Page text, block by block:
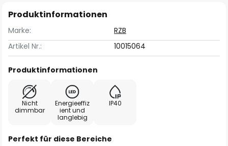
Produktinformationen
Marke:
RZB
Artikel Nr.:
10015064
Produktinformationen
Nicht
dimmbar
Energieeffiz
ient und
langlebig
IP40
Perfekt für diese Bereiche